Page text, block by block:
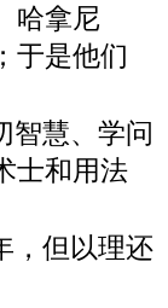
哈拿尼
于是他们
慧、学问
士和用法
，但以理还